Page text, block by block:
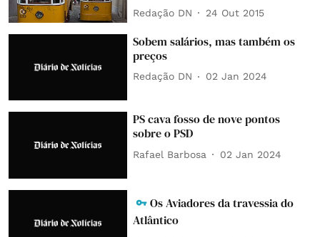
Redação DN 24 Out 2015
Sobem salários, mas também os
preços
Redação DN 02 Jan 2024
PS cava fosso de nove pontos
sobre o PSD
Rafael Barbosa 02 Jan 2024
Os Aviadores da travessia do
Atlântico